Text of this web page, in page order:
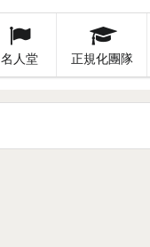
名人堂 正規化團隊